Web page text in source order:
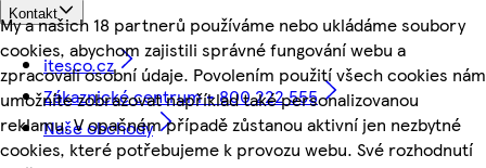
My a našich 18 partnerů používáme nebo ukládáme soubory
cookies, abychom zajistili správné fungování webu a
zpracovali osobní údaje. Povolením použití všech cookies nám
umožníte zobrazovat například také personalizovanou
reklamu. V opačném případě zůstanou aktivní jen nezbytné
cookies, které potřebujeme k provozu webu. Své rozhodnutí
Kontakt
itesco.cz
Zákaznické centrum - 800 222 555
Naše obchody